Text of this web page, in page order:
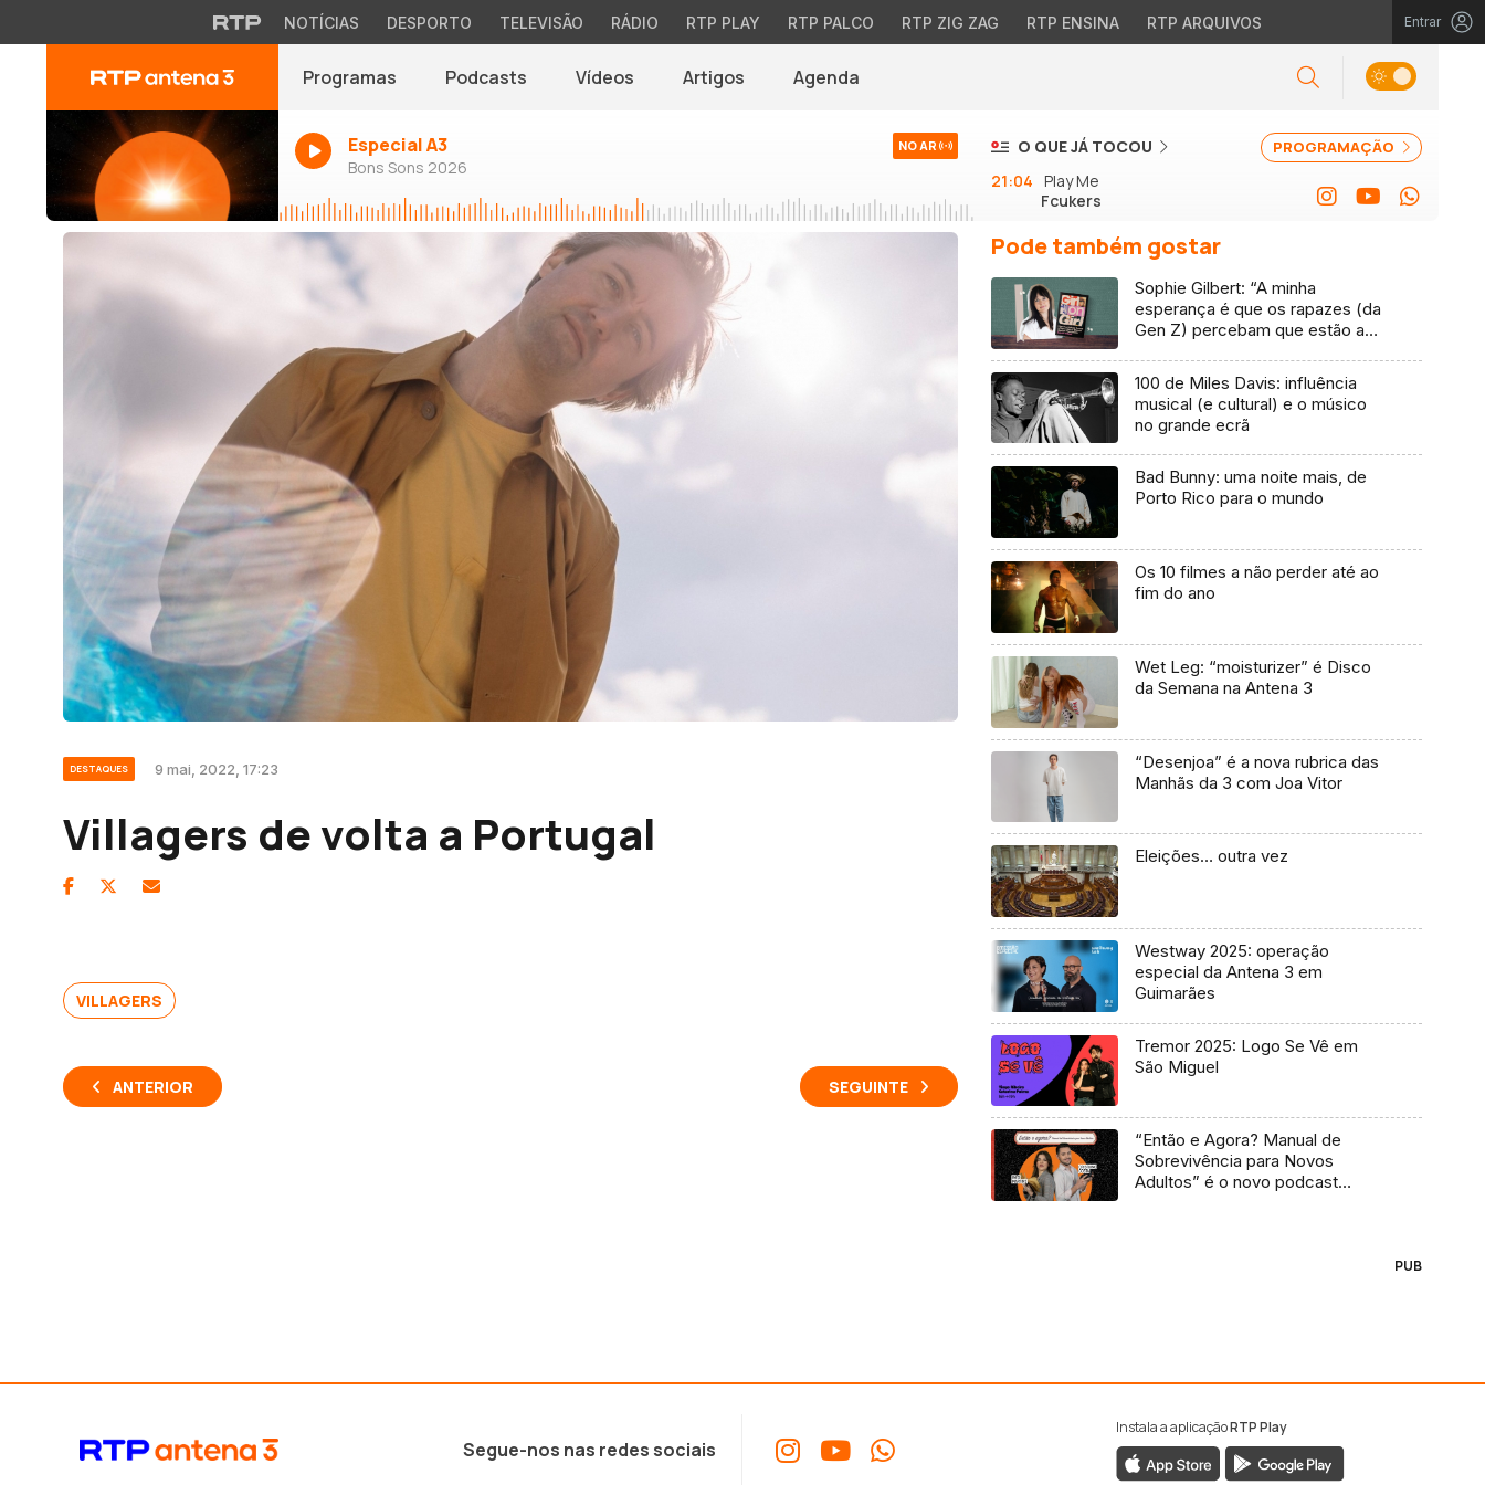
NOTÍCIAS DESPORTO TELEVISÃO RÁDIO RTP PLAY RTP PALCO RTP ZIG ZAG RTP ENSINA RTP ARQUIVOS Entrar
Programas Podcasts Vídeos Artigos Agenda
Especial A3
Bons Sons 2026
NO AR PROGRAMAÇÃO
O QUE JÁ TOCOU
21:04 Play Me
Fcukers
DESTAQUES 9 mai, 2022, 17:23
Villagers de volta a Portugal
VILLAGERS
ANTERIOR SEGUINTE
Pode também gostar
Sophie Gilbert: “A minha
esperança é que os rapazes (da
Gen Z) percebam que estão a
100 de Miles Davis: influência
musical (e cultural) e o músico
no grande ecrã
Bad Bunny: uma noite mais, de
Porto Rico para o mundo
Os 10 filmes a não perder até ao
fim do ano
Wet Leg: “moisturizer” é Disco
da Semana na Antena 3
“Desenjoa” é a nova rubrica das
Manhãs da 3 com Joa Vitor
Eleições… outra vez
Westway 2025: operação
especial da Antena 3 em
Guimarães
Tremor 2025: Logo Se Vê em
São Miguel
“Então e Agora? Manual de
Sobrevivência para Novos
Adultos” é o novo podcast
PUB
Segue-nos nas redes sociais
Instala a aplicaçãoRTP Play